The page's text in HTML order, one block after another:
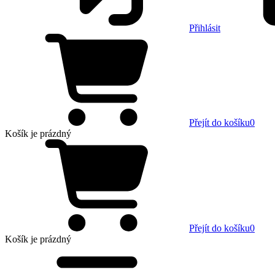
Přihlásit
Přejít do košíku0
Košík je prázdný
Přejít do košíku0
Košík je prázdný